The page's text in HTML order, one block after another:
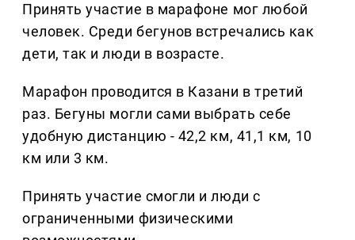
Принять участие в марафоне мог любой
человек. Среди бегунов встречались как
дети, так и люди в возрасте.
Марафон проводится в Казани в третий
раз. Бегуны могли сами выбрать себе
удобную дистанцию - 42,2 км, 41,1 км, 10
км или 3 км.
Принять участие смогли и люди с
ограниченными физическими